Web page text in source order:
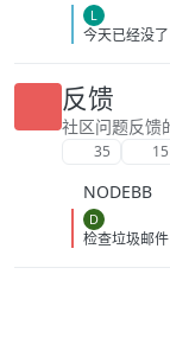
L
今天已经没
反馈
社区问题反馈
35
NODEBB
D
检查垃圾邮件